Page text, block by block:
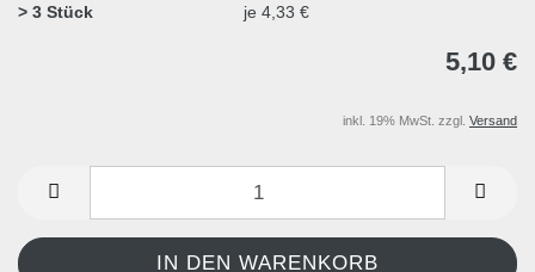
> 3 Stück
je 4,33 €
5,10 €
inkl. 19% MwSt. zzgl. Versand